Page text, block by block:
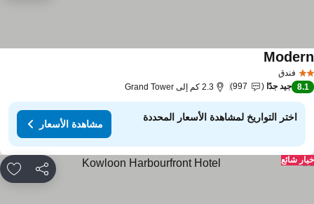
فندق
8.1 جيد جدًا 997 2.3 كم إلى Grand Tower
اختر التواريخ لمشاهدة الأسعار المحددة
مشاهدة الأسعار
مشاركة
شائع